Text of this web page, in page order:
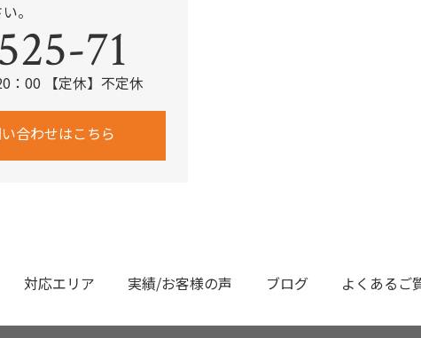
。
71
：00 【定休】不定休
合わせはこちら
対応エリア 実績/お客様の声 ブログ よくあるご